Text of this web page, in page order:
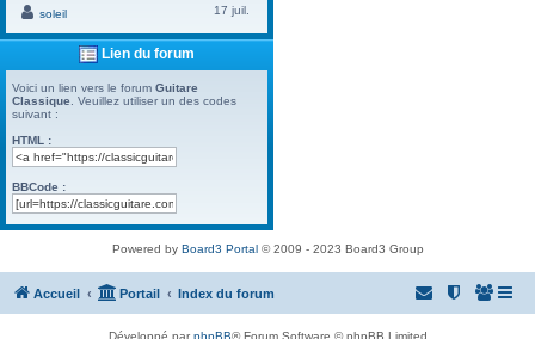
soleil
17 juil.
Lien du forum
Voici un lien vers le forum Guitare
Classique . Veuillez utiliser un des codes
suivant :
HTML :
BBCode :
Powered by Board3 Portal© 2009 - 2023 Board3 Group
Accueil Portail Index du forum
Développé parphpBB® Forum Software © phpBB Limited